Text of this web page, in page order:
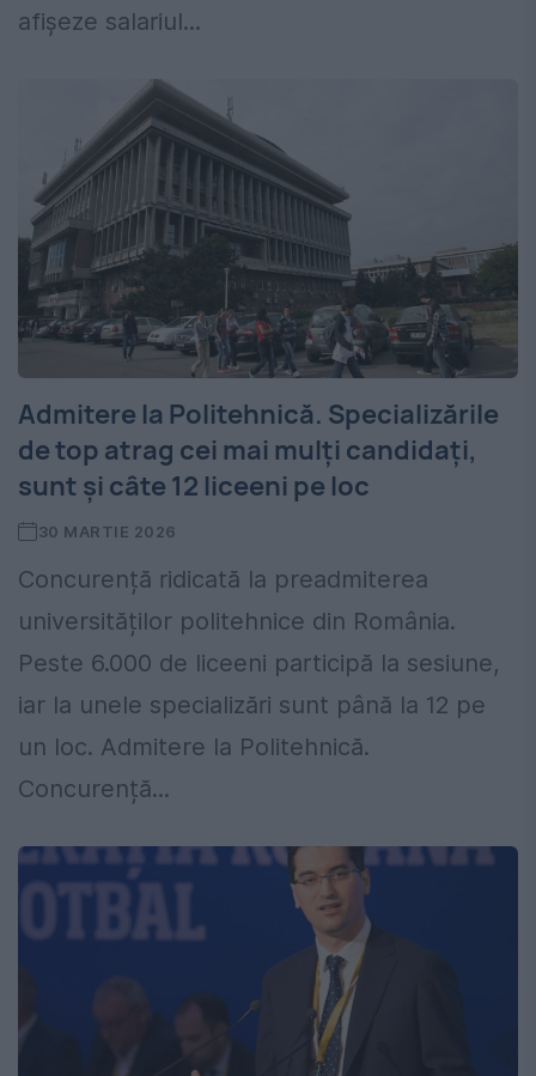
afișeze salariul...
Admitere la Politehnică. Specializările
de top atrag cei mai mulți candidați,
sunt și câte 12 liceeni pe loc
30 MARTIE 2026
Concurență ridicată la preadmiterea
universităților politehnice din România.
Peste 6.000 de liceeni participă la sesiune,
iar la unele specializări sunt până la 12 pe
un loc. Admitere la Politehnică.
Concurență...